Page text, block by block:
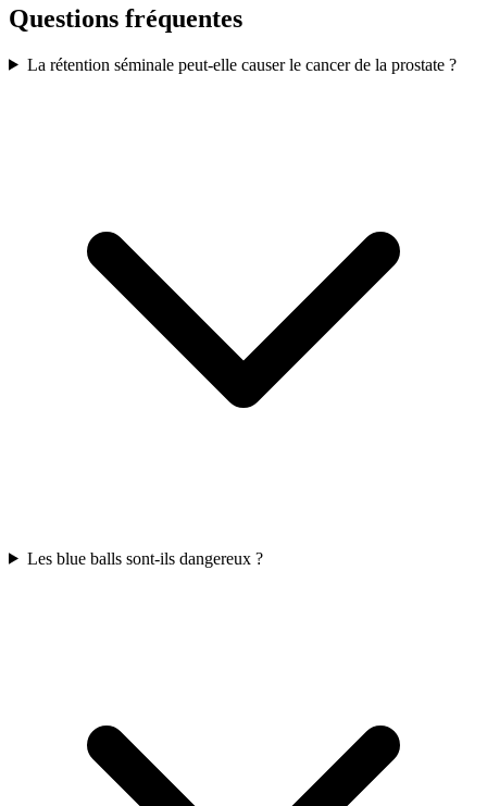
Questions fréquentes
La rétention séminale peut-elle causer le cancer de la prostate ?
Les blue balls sont-ils dangereux ?